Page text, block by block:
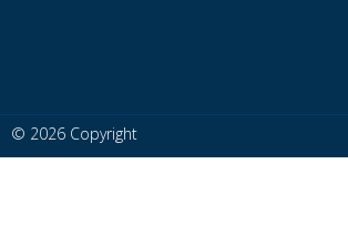
© 2026 Copyright